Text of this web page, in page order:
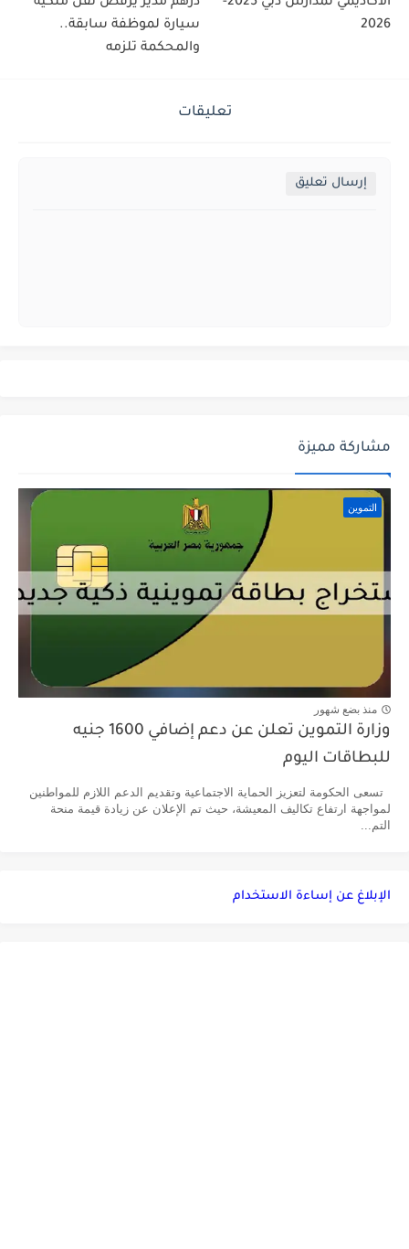
2026
سيارة لموظفة سابقة..
والمحكمة تلزمه
تعليقات
إرسال تعليق
مشاركة مميزة
التموين
منذ بضع شهور
وزارة التموين تعلن عن دعم إضافي 1600 جنيه
للبطاقات اليوم
تسعى الحكومة لتعزيز الحماية الاجتماعية وتقديم الدعم اللازم للمواطنين
لمواجهة ارتفاع تكاليف المعيشة، حيث تم الإعلان عن زيادة قيمة منحة
التم...
الإبلاغ عن إساءة الاستخدام